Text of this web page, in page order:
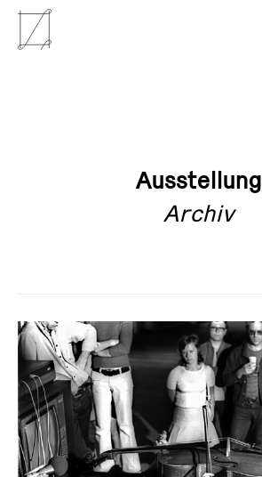
Ausstellung
Archiv